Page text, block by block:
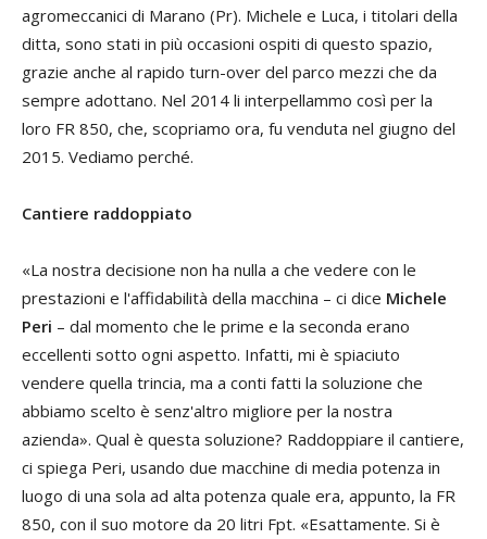
agromeccanici di Marano (Pr). Michele e Luca, i titolari della
ditta, sono stati in più occasioni ospiti di questo spazio,
grazie anche al rapido turn-over del parco mezzi che da
sempre adottano. Nel 2014 li interpellammo così per la
loro FR 850, che, scopriamo ora, fu venduta nel giugno del
2015. Vediamo perché.
Cantiere raddoppiato
«La nostra decisione non ha nulla a che vedere con le
prestazioni e l'affidabilità della macchina – ci dice Michele
Peri – dal momento che le prime e la seconda erano
eccellenti sotto ogni aspetto. Infatti, mi è spiaciuto
vendere quella trincia, ma a conti fatti la soluzione che
abbiamo scelto è senz'altro migliore per la nostra
azienda». Qual è questa soluzione? Raddoppiare il cantiere,
ci spiega Peri, usando due macchine di media potenza in
luogo di una sola ad alta potenza quale era, appunto, la FR
850, con il suo motore da 20 litri Fpt. «Esattamente. Si è